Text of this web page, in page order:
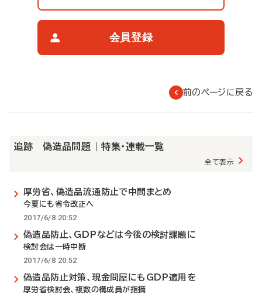
会員登録
前のページに戻る
追跡 偽造品問題 | 特集・連載一覧
全て表示
厚労省、偽造品流通防止で中間まとめ
今夏にも省令改正へ
2017/6/8 20:52
偽造品防止、GDPなどは今後の検討課題に
検討会は一時中断
2017/6/8 20:52
偽造品防止対策、現金問屋にもGDP適用を
厚労省検討会、複数の構成員が指摘